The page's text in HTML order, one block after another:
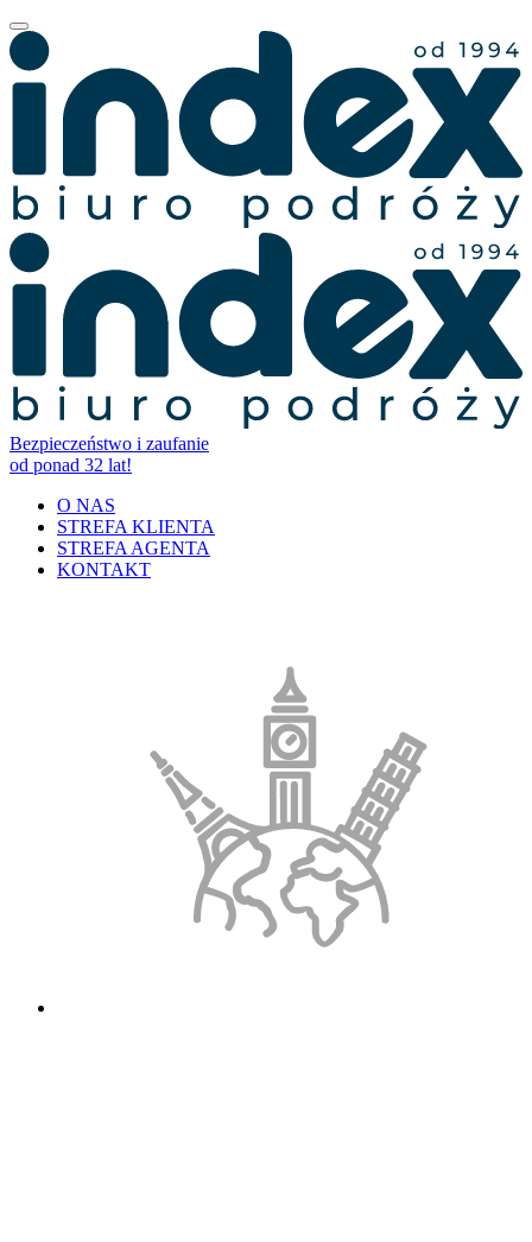
Bezpieczeństwo i zaufanie
od ponad 32 lat!
O NAS
STREFA KLIENTA
STREFA AGENTA
KONTAKT